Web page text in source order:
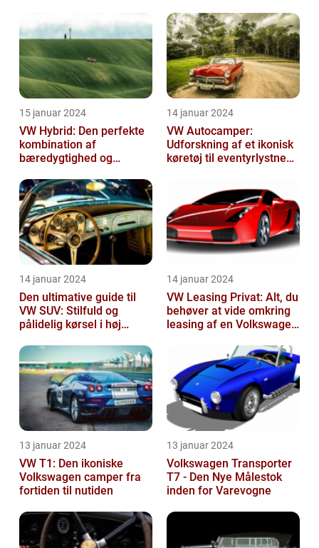
15 januar 2024
VW Hybrid: Den perfekte
kombination af
bæredygtighed og
14 januar 2024
VW Autocamper:
Udforskning af et ikonisk
køretøj til eventyrlystne
14 januar 2024
Den ultimative guide til
VW SUV: Stilfuld og
pålidelig kørsel i høj
14 januar 2024
VW Leasing Privat: Alt, du
behøver at vide omkring
leasing af en Volkswagen
13 januar 2024
VW T1: Den ikoniske
Volkswagen camper fra
fortiden til nutiden
13 januar 2024
Volkswagen Transporter
T7 - Den Nye Målestok
inden for Varevogne